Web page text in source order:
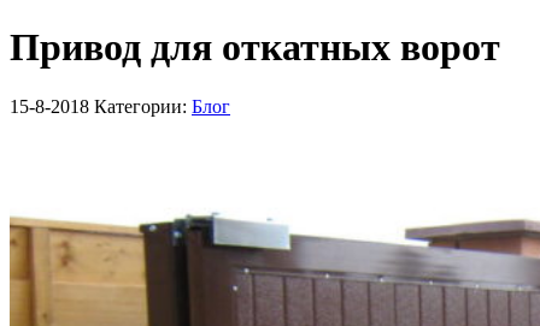
Привод для откатных ворот
15-8-2018 Категории: Блог